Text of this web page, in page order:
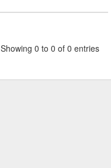
Showing 0 to 0 of 0 entries